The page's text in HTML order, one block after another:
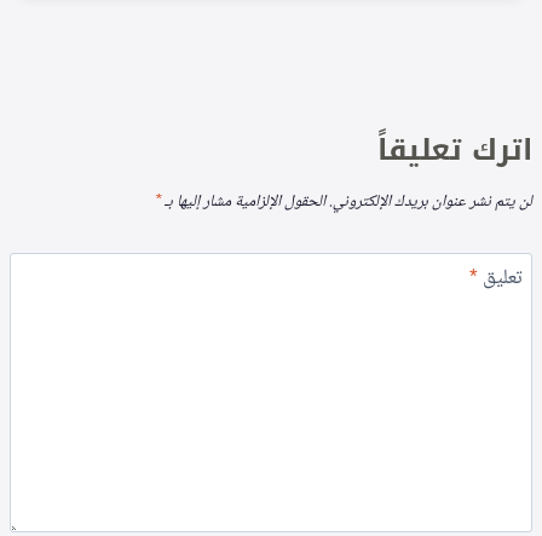
اترك تعليقاً
لن يتم نشر عنوان بريدك الإلكتروني.الحقول الإلزامية مشار إليها بـ*
تعليق*